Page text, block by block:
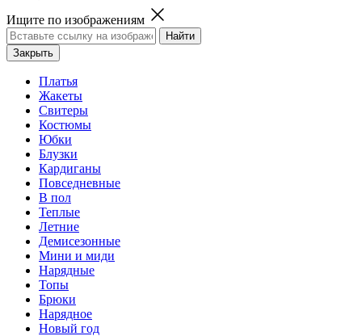
Ищите по изображениям
Закрыть
Платья
Жакеты
Свитеры
Костюмы
Юбки
Блузки
Кардиганы
Повседневные
В пол
Теплые
Летние
Демисезонные
Мини и миди
Нарядные
Топы
Брюки
Нарядное
Новый год